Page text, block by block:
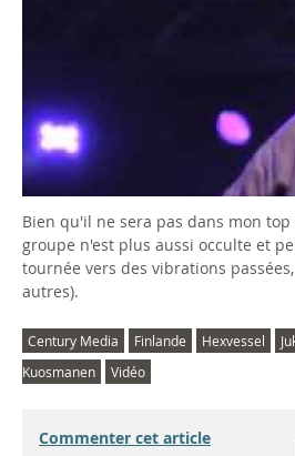
X
V
E
S
S
E
L
Bien qu'il ne sera pas dans mon top
groupe n'est plus aussi occulte et
tournée vers des vibrations
autres).
Century Media Finlande Hexvessel
Kuosmanen
Vidéo
Commenter cet article